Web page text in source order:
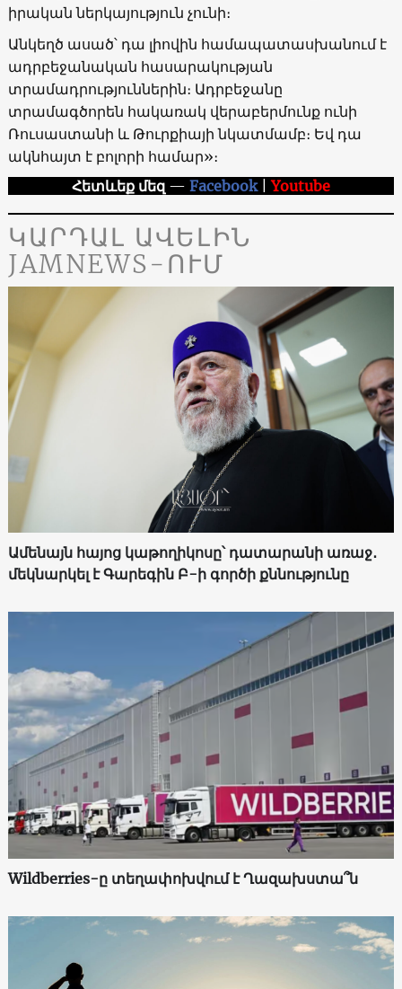
իրական ներկայություն չունի։
Անկեղծ ասած՝ դա լիովին համապատասխանում է
ադրբեջանական հասարակության
տրամադրություններին։ Ադրբեջանը
տրամագծորեն հակառակ վերաբերմունք ունի
Ռուսաստանի և Թուրքիայի նկատմամբ։ Եվ դա
ակնհայտ է բոլորի համար»։
Հետևեք մեզ — Facebook |Youtube
ԿԱՐԴԱԼ ԱՎԵԼԻՆ
JAMNEWS-ՈՒՄ
Ամենայն հայոց կաթողիկոսը՝ դատարանի առաջ․
մեկնարկել է Գարեգին Բ-ի գործի քննությունը
Wildberries-ը տեղափոխվում է Ղազախստա՞ն